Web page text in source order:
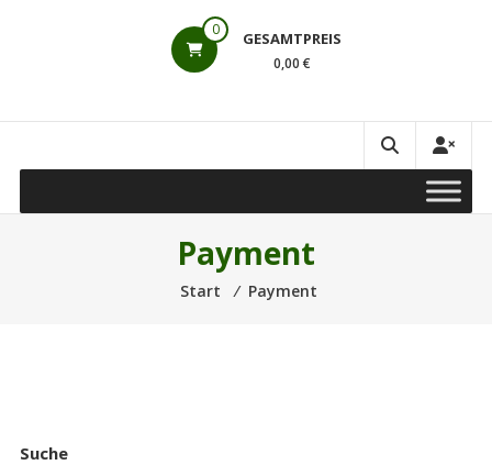
0 GESAMTPREIS
0,00 €
Payment
Start ⁄ Payment
Suche